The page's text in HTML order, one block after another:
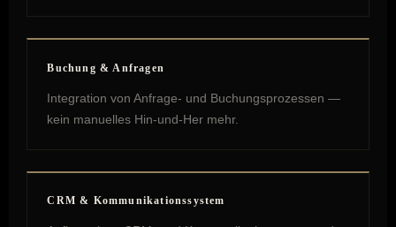
Buchung & Anfragen
Integration von Anfrage- und Buchungsprozessen —
kein manuelles Hin-und-Her mehr.
CRM & Kommunikationssystem